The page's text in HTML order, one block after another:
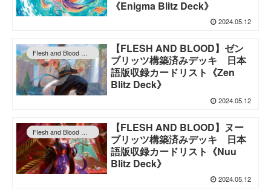
《Enigma Blitz Deck》
2024.05.12
【FLESH AND BLOOD】ゼン
ブリッツ構築済みデッキ 日本
語版収録カードリスト《Zen
Blitz Deck》
2024.05.12
【FLESH AND BLOOD】ヌー
ブリッツ構築済みデッキ 日本
語版収録カードリスト《Nuu
Blitz Deck》
2024.05.12